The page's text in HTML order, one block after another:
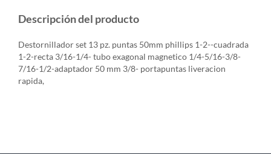
Descripción del producto
Destornillador set 13 pz. puntas 50mm phillips 1-2--cuadrada
1-2-recta 3/16-1/4- tubo exagonal magnetico 1/4-5/16-3/8-
7/16-1/2-adaptador 50 mm 3/8- portapuntas liveracion
rapida,